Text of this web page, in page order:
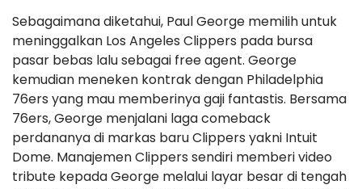
Sebagaimana diketahui, Paul George memilih untuk
meninggalkan Los Angeles Clippers pada bursa
pasar bebas lalu sebagai free agent. George
kemudian meneken kontrak dengan Philadelphia
76ers yang mau memberinya gaji fantastis. Bersama
76ers, George menjalani laga comeback
perdananya di markas baru Clippers yakni Intuit
Dome. Manajemen Clippers sendiri memberi video
tribute kepada George melalui layar besar di tengah